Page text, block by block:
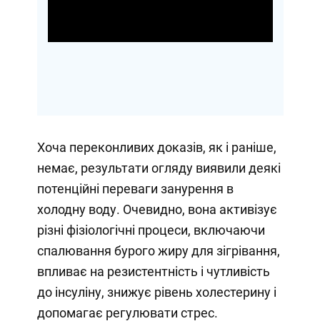
Хоча переконливих доказів, як і раніше,
немає, результати огляду виявили деякі
потенційні переваги занурення в
холодну воду. Очевидно, вона активізує
різні фізіологічні процеси, включаючи
спалювання бурого жиру для зігрівання,
впливає на резистентність і чутливість
до інсуліну, знижує рівень холестерину і
допомагає регулювати стрес.